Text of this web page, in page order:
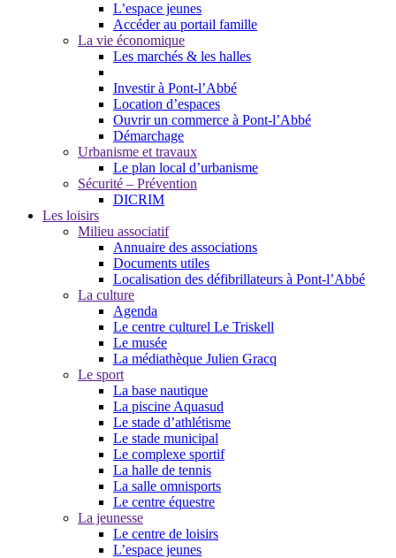
L’espace jeunes
Accéder au portail famille
La vie économique
Les marchés & les halles
Investir à Pont-l’Abbé
Location d’espaces
Ouvrir un commerce à Pont-l’Abbé
Démarchage
Urbanisme et travaux
Le plan local d’urbanisme
Sécurité – Prévention
DICRIM
Les loisirs
Milieu associatif
Annuaire des associations
Documents utiles
Localisation des défibrillateurs à Pont-l’Abbé
La culture
Agenda
Le centre culturel Le Triskell
Le musée
La médiathèque Julien Gracq
Le sport
La base nautique
La piscine Aquasud
Le stade d’athlétisme
Le stade municipal
Le complexe sportif
La halle de tennis
La salle omnisports
Le centre équestre
La jeunesse
Le centre de loisirs
L’espace jeunes